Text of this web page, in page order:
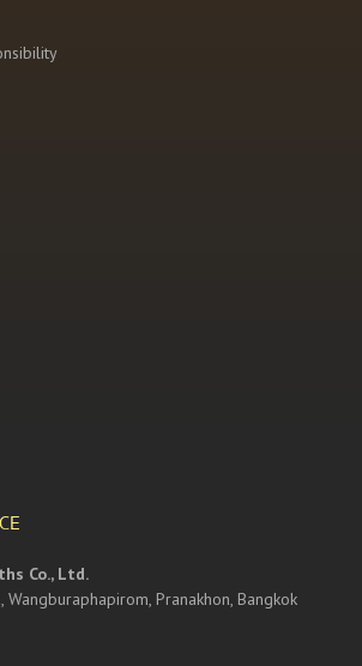
Co., Ltd.
Wangburaphapirom, Pranakhon, Bangkok